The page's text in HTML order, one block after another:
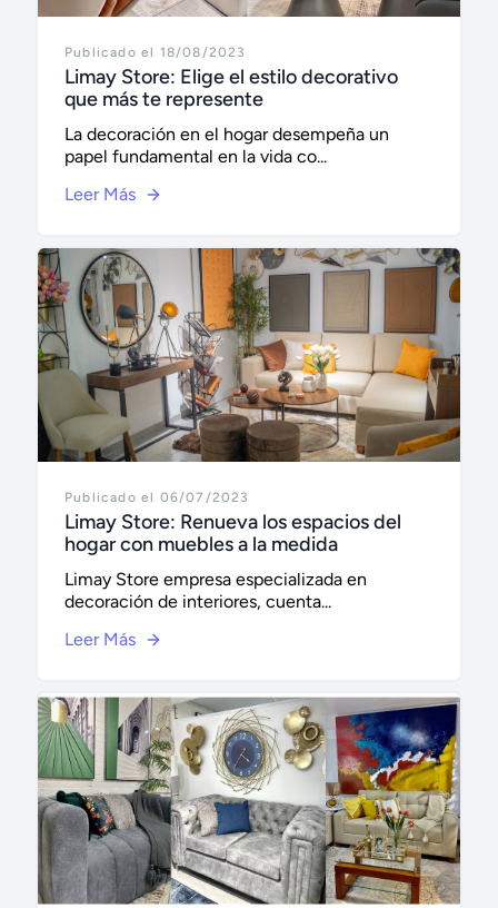
Publicado el 18/08/2023
Limay Store: Elige el estilo decorativo
que más te represente
La decoración en el hogar desempeña un
papel fundamental en la vida co...
Leer Más
Publicado el 06/07/2023
Limay Store: Renueva los espacios del
hogar con muebles a la medida
Limay Store empresa especializada en
decoración de interiores, cuenta...
Leer Más